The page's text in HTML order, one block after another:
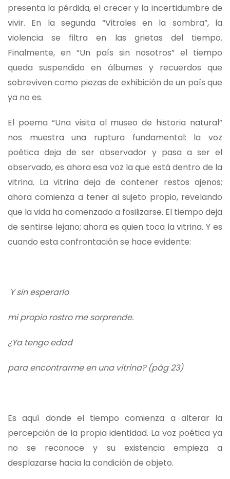
presenta la pérdida, el crecer y la incertidumbre de
vivir. En la segunda “Vitrales en la sombra”, la
violencia se filtra en las grietas del tiempo.
Finalmente, en “Un país sin nosotros” el tiempo
queda suspendido en álbumes y recuerdos que
sobreviven como piezas de exhibición de un país que
ya no es.
El poema “Una visita al museo de historia natural”
nos muestra una ruptura fundamental: la voz
poética deja de ser observador y pasa a ser el
observado, es ahora esa voz la que está dentro de la
vitrina. La vitrina deja de contener restos ajenos;
ahora comienza a tener al sujeto propio, revelando
que la vida ha comenzado a fosilizarse. El tiempo deja
de sentirse lejano; ahora es quien toca la vitrina. Y es
cuando esta confrontación se hace evidente:
Y sin esperarlo
mi propio rostro me sorprende.
¿Ya tengo edad
para encontrarme en una vitrina? (pág 23)
Es aquí donde el tiempo comienza a alterar la
percepción de la propia identidad. La voz poética ya
no se reconoce y su existencia empieza a
desplazarse hacia la condición de objeto.